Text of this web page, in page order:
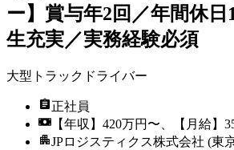
ー】賞与年2回／年間休日
生充実／実務経験必須
大型トラックドライバー
正社員
【年収】420万円〜、【月給】
JPロジスティクス株式会社 (東